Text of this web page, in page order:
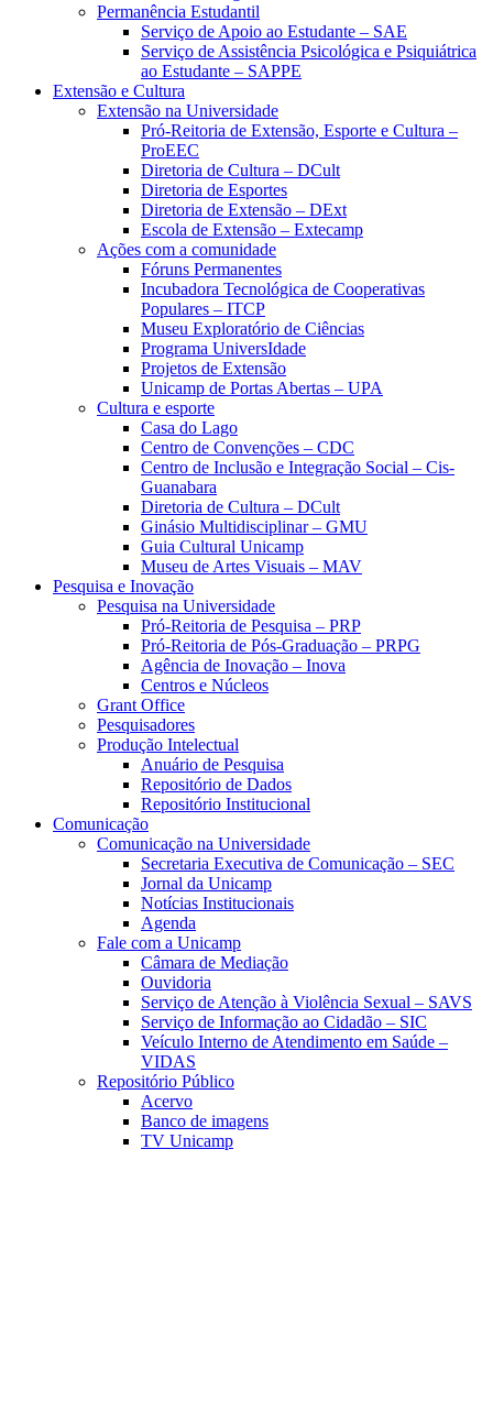
Permanência Estudantil
Serviço de Apoio ao Estudante – SAE
Serviço de Assistência Psicológica e Psiquiátrica
ao Estudante – SAPPE
Extensão e Cultura
Extensão na Universidade
Pró-Reitoria de Extensão, Esporte e Cultura –
ProEEC
Diretoria de Cultura – DCult
Diretoria de Esportes
Diretoria de Extensão – DExt
Escola de Extensão – Extecamp
Ações com a comunidade
Fóruns Permanentes
Incubadora Tecnológica de Cooperativas
Populares – ITCP
Museu Exploratório de Ciências
Programa UniversIdade
Projetos de Extensão
Unicamp de Portas Abertas – UPA
Cultura e esporte
Casa do Lago
Centro de Convenções – CDC
Centro de Inclusão e Integração Social – Cis-
Guanabara
Diretoria de Cultura – DCult
Ginásio Multidisciplinar – GMU
Guia Cultural Unicamp
Museu de Artes Visuais – MAV
Pesquisa e Inovação
Pesquisa na Universidade
Pró-Reitoria de Pesquisa – PRP
Pró-Reitoria de Pós-Graduação – PRPG
Agência de Inovação – Inova
Centros e Núcleos
Grant Office
Pesquisadores
Produção Intelectual
Anuário de Pesquisa
Repositório de Dados
Repositório Institucional
Comunicação
Comunicação na Universidade
Secretaria Executiva de Comunicação – SEC
Jornal da Unicamp
Notícias Institucionais
Agenda
Fale com a Unicamp
Câmara de Mediação
Ouvidoria
Serviço de Atenção à Violência Sexual – SAVS
Serviço de Informação ao Cidadão – SIC
Veículo Interno de Atendimento em Saúde –
VIDAS
Repositório Público
Acervo
Banco de imagens
TV Unicamp